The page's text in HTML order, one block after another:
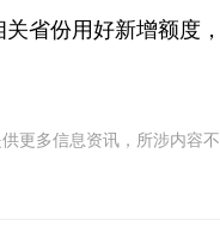
省份用好新增额度
更多信息资讯，所涉内容